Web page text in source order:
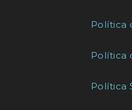
Política
Política
Política